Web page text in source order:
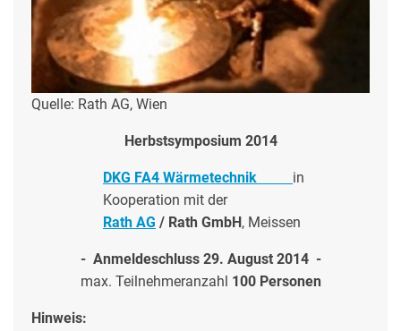
Quelle: Rath AG, Wien
Herbstsymposium 2014
DKG FA4 Wärmetechnik in
Kooperation mit der
Rath AG / Rath GmbH , Meissen
- Anmeldeschluss 29. August 2014 -
max. Teilnehmeranzahl 100 Personen
Hinweis: